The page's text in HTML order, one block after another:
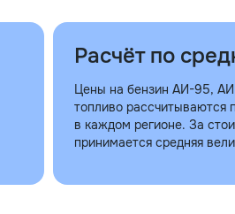
Расчёт по
Цены на бензин АИ-95,
топливо рассчитываются
в каждом регионе. За
принимается средняя